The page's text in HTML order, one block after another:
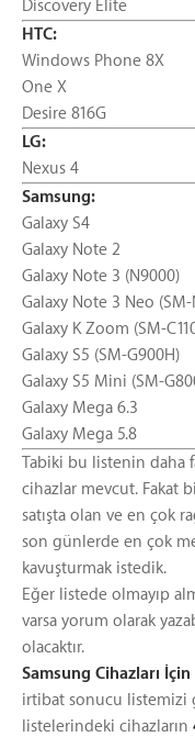
Discovery Elite
HTC:
Windows Phone 8X
One X
Desire 816G
LG:
Nexus 4
Samsung:
Galaxy S4
Galaxy Note 2
Galaxy Note 3 (N9000)
Galaxy Note 3 Neo (SM-
Galaxy K Zoom (SM-
Galaxy S5 (SM-G900H)
Galaxy S5 Mini (SM-
Galaxy Mega 6.3
Galaxy Mega 5.8
Tabiki bu listenin daha
cihazlar mevcut. Fakat
satışta olan ve en çok
son günlerde en çok
kavuşturmak istedik.
Eğer listede olmayıp
varsa yorum olarak
olacaktır.
Samsung Cihazları
irtibat sonucu listemizi
listelerindeki cihazların